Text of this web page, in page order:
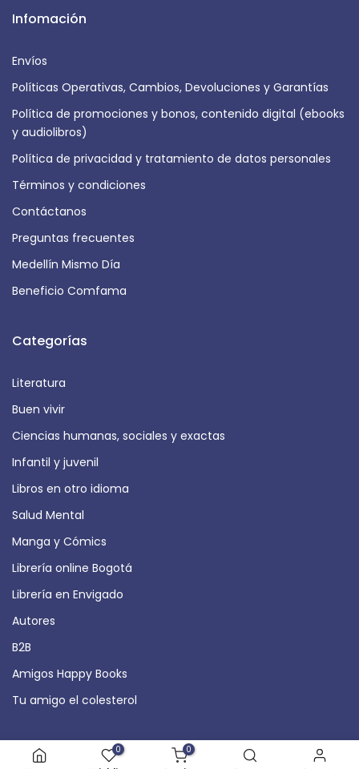
Infomación
Envíos
Políticas Operativas, Cambios, Devoluciones y Garantías
Política de promociones y bonos, contenido digital (ebooks
y audiolibros)
Política de privacidad y tratamiento de datos personales
Términos y condiciones
Contáctanos
Preguntas frecuentes
Medellín Mismo Día
Beneficio Comfama
Categorías
Literatura
Buen vivir
Ciencias humanas, sociales y exactas
Infantil y juvenil
Libros en otro idioma
Salud Mental
Manga y Cómics
Librería online Bogotá
Librería en Envigado
Autores
B2B
Amigos Happy Books
Tu amigo el colesterol
Libros para descubrir
0 0